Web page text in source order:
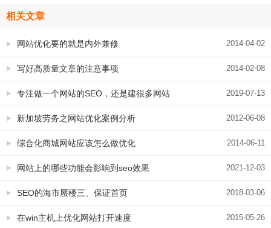
相关文章
2014-04-02
网站优化要的就是内外兼修
2014-02-08
写好高质量文章的注意事项
2019-07-13
专注做一个网站的SEO，还是建很多网站
同时做SEO更好 2012-06-08
新加坡劳务之网站优化案例分析
2014-06-11
综合化商城网站应该怎么做优化
2021-12-03
网站上的哪些功能会影响到seo效果
2018-03-06
SEO的海市蜃楼三、保证首页
2015-05-26
在win主机上优化网站打开速度